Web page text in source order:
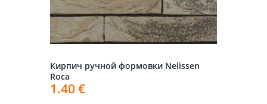
Кирпич ручной формовки Nelissen
Roca
1.40 €